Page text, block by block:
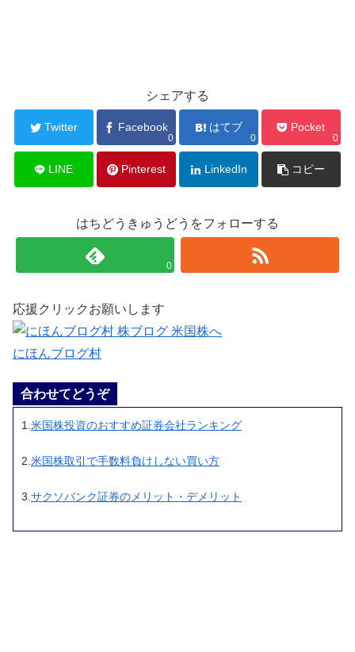
シェアする
Twitter Facebook
0
はてブ
0
Pocket
0
LINE Pinterest LinkedIn コピー
はちどうきゅうどうをフォローする
0
応援クリックお願いします
にほんブログ村
合わせてどうぞ
1. 米国株投資のおすすめ証券会社ランキング
2. 米国株取引で手数料負けしない買い方
3. サクソバンク証券のメリット・デメリット